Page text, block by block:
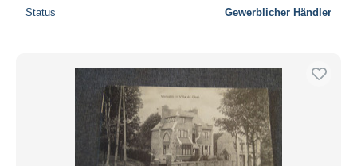
Status Gewerblicher Händler